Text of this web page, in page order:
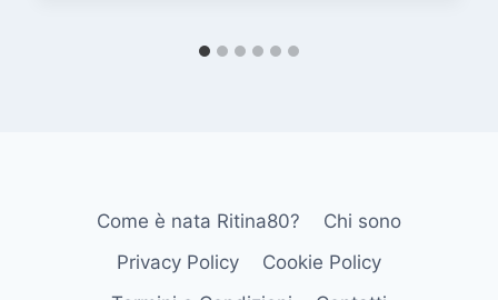
Come è nata Ritina80?
Chi sono
Privacy Policy
Cookie Policy